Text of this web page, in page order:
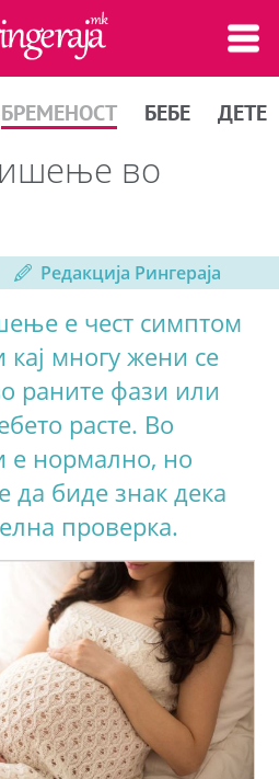
БРЕМЕНОСТ БЕБЕ ДЕТЕ
во
Редакција Рингераја
е чест симптом
многу жени се
раните фази или
расте. Во
е нормално, но
биде знак дека
проверка.